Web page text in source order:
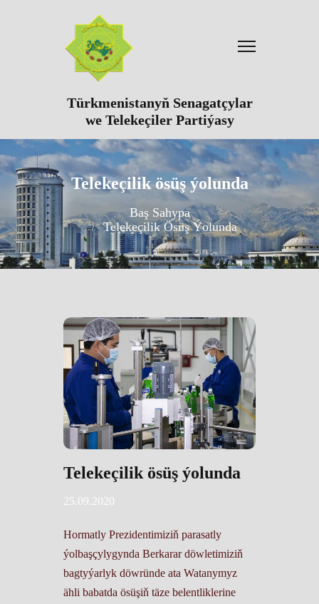
Türkmenistanyň Senagatçylar
we Telekeçiler Partiýasy
Telekeçilik ösüş ýolunda
Baş Sahypa
Telekeçilik Ösüş Ýolunda
Telekeçilik ösüş ýolunda
25.09.2020
Hormatly Prezidentimiziň parasatly
ýolbaşçylygynda Berkarar döwletimiziň
bagtyýarlyk döwründe ata Watanymyz
ähli babatda ösüşiň täze belentliklerine